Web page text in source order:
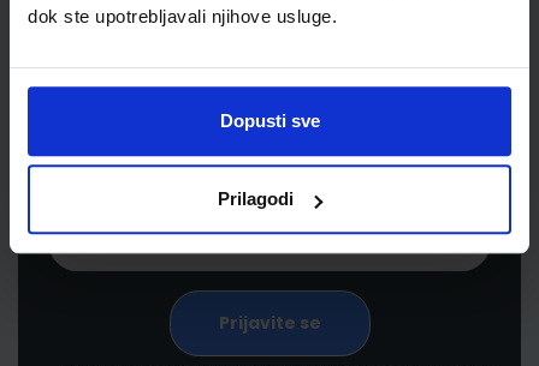
dok ste upotrebljavali njihove usluge.
Dopusti sve
Prilagodi
Newsletter prijava
Prijavite se kako bi primali informacije o novim
pogodnostima